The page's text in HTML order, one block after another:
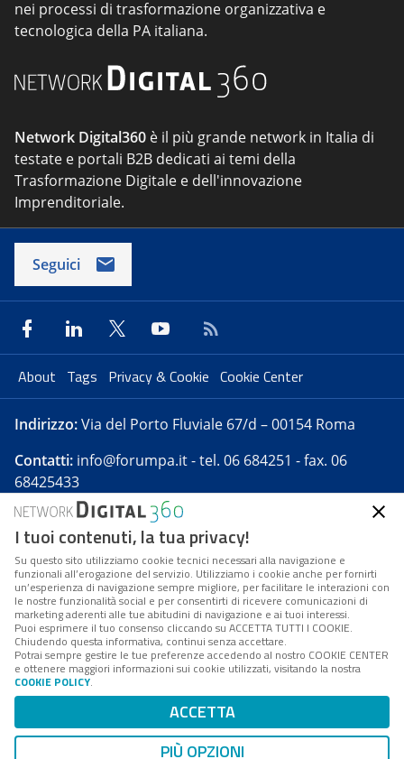
nei processi di trasformazione organizzativa e
tecnologica della PA italiana.
Network Digital360 è il più grande network in Italia di
testate e portali B2B dedicati ai temi della
Trasformazione Digitale e dell'innovazione
Imprenditoriale.
Seguici
About Tags Privacy & Cookie Cookie Center
Indirizzo:Via del Porto Fluviale 67/d – 00154 Roma
Contatti: info@forumpa.it- tel. 06 684251 - fax. 06
68425433
Forumpa.itè una pubblicazione telematica iscritta
presso Registro della stampa del Tribunale di Roma -
Reg. n. 182 del 2 maggio 2008 - Direttore resp. Michela
Stentella
FPA s.r.l. è società soggetta a Direzione e
Coordinamento da parte di Digital360 S.p.A. - FPA s.r.l.
è un'azienda certificata per il sistema di management
Codice Fiscale/Partita IVA n. 10693191008 - R.E.A. Roma
n. 1249791. ISP AWS
Mappa del sito
I tuoi contenuti, la tua privacy!
Su questo sito utilizziamo cookie tecnici necessari alla navigazione e
funzionali all’erogazione del servizio. Utilizziamo i cookie anche per fornirti
un’esperienza di navigazione sempre migliore, per facilitare le interazioni con
le nostre funzionalità social e per consentirti di ricevere comunicazioni di
marketing aderenti alle tue abitudini di navigazione e ai tuoi interessi.
Puoi esprimere il tuo consenso cliccando su ACCETTA TUTTI I COOKIE.
Chiudendo questa informativa, continui senza accettare.
Potrai sempre gestire le tue preferenze accedendo al nostro COOKIE CENTER
e ottenere maggiori informazioni sui cookie utilizzati, visitando la nostra
COOKIE POLICY.
ACCETTA
PIÙ OPZIONI